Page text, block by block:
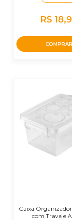
R$
COMPRAR
Caixa
com Trava e